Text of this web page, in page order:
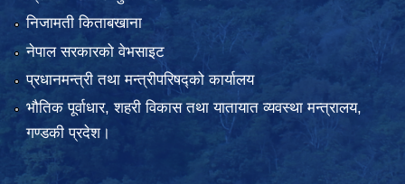
निजामती किताबखाना
नेपाल सरकारको वेभसाइट
प्रधानमन्त्री तथा मन्त्रीपरिषद्को कार्यालय
भौतिक पूर्वाधार, शहरी विकास तथा यातायात व्यवस्था मन्त्रालय,
गण्डकी प्रदेश।